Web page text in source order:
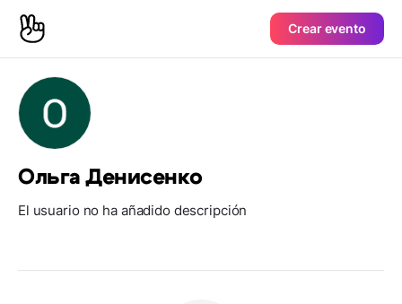
Crear evento
Ольга Денисенко
El usuario no ha añadido descripción